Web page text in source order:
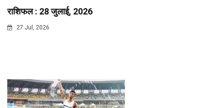
राशिफल : 28 जुलाई, 2026
27 Jul, 2026